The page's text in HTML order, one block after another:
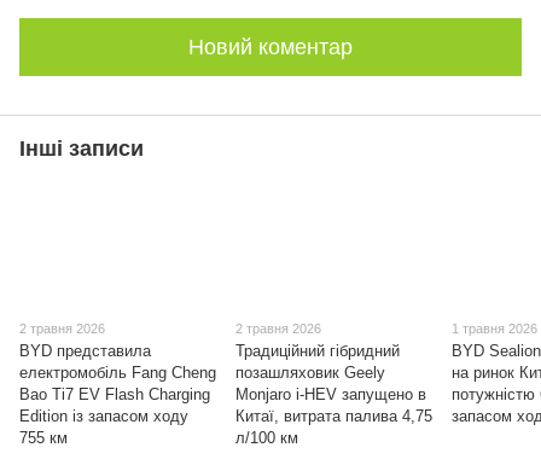
Новий коментар
Інші записи
2 травня 2026
BYD представила
електромобіль Fang Cheng
Bao Ti7 EV Flash Charging
Edition із запасом ходу
755 км
2 травня 2026
Традиційний гібридний
позашляховик Geely
Monjaro i-HEV запущено в
Китаї, витрата палива 4,75
л/100 км
1 травня 2026
BYD
на ринок
запасом